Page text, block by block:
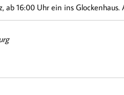
ab 16:00 Uhr ein ins